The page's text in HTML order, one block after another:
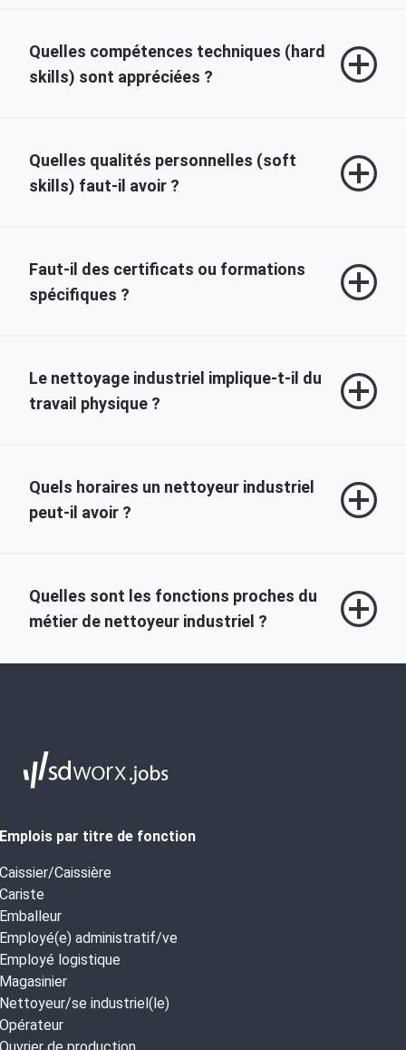
Quelles compétences techniques (hard
skills) sont appréciées ?
Quelles qualités personnelles (soft
skills) faut‑il avoir ?
Faut‑il des certificats ou formations
spécifiques ?
Le nettoyage industriel implique‑t‑il du
travail physique ?
Quels horaires un nettoyeur industriel
peut‑il avoir ?
Quelles sont les fonctions proches du
métier de nettoyeur industriel ?
Emplois par titre de fonction
Caissier/Caissière
Cariste
Emballeur
Employé(e) administratif/ve
Employé logistique
Magasinier
Nettoyeur/se industriel(le)
Opérateur